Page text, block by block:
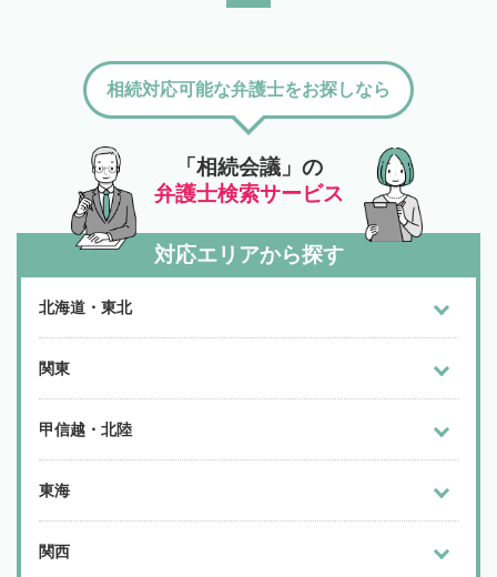
「相続会議」の
弁護士検索サービス
相続対応可能な弁護士をお探しなら
対応エリアから探す
北海道・東北
関東
甲信越・北陸
東海
関西